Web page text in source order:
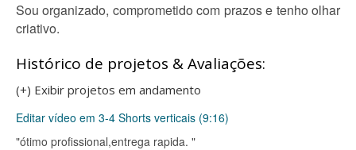
Sou organizado, comprometido com prazos e tenho olhar
criativo.
Histórico de projetos & Avaliações:
(+) Exibir projetos em andamento
Editar vídeo em 3-4 Shorts verticais (9:16)
"ótimo profissional,entrega rapida. "